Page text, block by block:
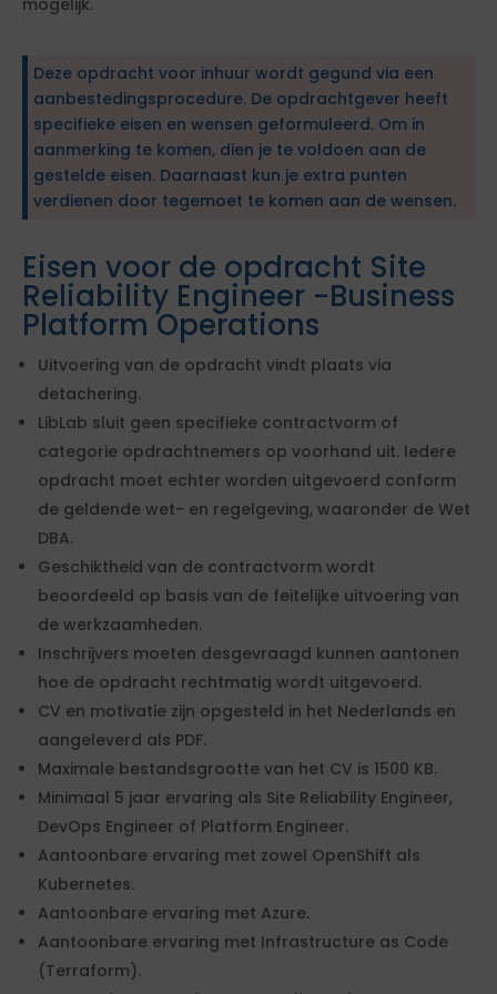
mogelijk.
Deze opdracht voor inhuur wordt gegund via een
aanbestedingsprocedure. De opdrachtgever heeft
specifieke eisen en wensen geformuleerd. Om in
aanmerking te komen, dien je te voldoen aan de
gestelde eisen. Daarnaast kun je extra punten
verdienen door tegemoet te komen aan de wensen.
Eisen voor de opdracht Site
Reliability Engineer -Business
Platform Operations
Uitvoering van de opdracht vindt plaats via
detachering.
LibLab sluit geen specifieke contractvorm of
categorie opdrachtnemers op voorhand uit. Iedere
opdracht moet echter worden uitgevoerd conform
de geldende wet- en regelgeving, waaronder de Wet
DBA.
Geschiktheid van de contractvorm wordt
beoordeeld op basis van de feitelijke uitvoering van
de werkzaamheden.
Inschrijvers moeten desgevraagd kunnen aantonen
hoe de opdracht rechtmatig wordt uitgevoerd.
CV en motivatie zijn opgesteld in het Nederlands en
aangeleverd als PDF.
Maximale bestandsgrootte van het CV is 1500 KB.
Minimaal 5 jaar ervaring als Site Reliability Engineer,
DevOps Engineer of Platform Engineer.
Aantoonbare ervaring met zowel OpenShift als
Kubernetes.
Aantoonbare ervaring met Azure.
Aantoonbare ervaring met Infrastructure as Code
(Terraform).